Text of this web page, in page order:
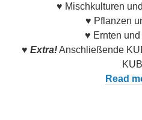
♥ Mischkulturen
♥ Pflanzen
♥ Ernten
♥ Extra!Anschließende
Read